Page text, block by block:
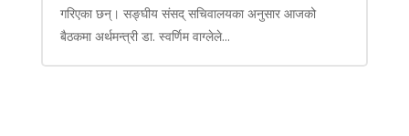
गरिएका छन्। सङ्घीय संसद् सचिवालयका अनुसार आजको
बैठकमा अर्थमन्त्री डा. स्वर्णिम वाग्लेले...